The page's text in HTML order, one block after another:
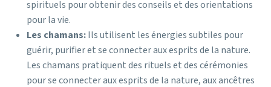
spirituels pour obtenir des conseils et des orientations
pour la vie.
Les chamans:Ils utilisent les énergies subtiles pour
guérir, purifier et se connecter aux esprits de la nature.
Les chamans pratiquent des rituels et des cérémonies
pour se connecter aux esprits de la nature, aux ancêtres